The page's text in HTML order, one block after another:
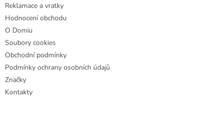
Reklamace a vratky
Hodnocení obchodu
O Domiu
Soubory cookies
Obchodní podmínky
Podmínky ochrany osobních údajů
Značky
Kontakty